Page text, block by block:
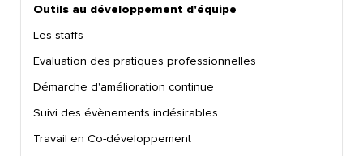
Outils au développement d'équipe
Les staffs
Evaluation des pratiques professionnelles
Démarche d'amélioration continue
Suivi des évènements indésirables
Travail en Co-développement